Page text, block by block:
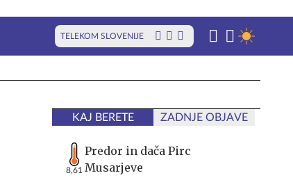
TELEKOM SLOVENIJE
KAJ BERETE ZADNJE OBJAVE
8,61
Predor in dača Pirc
Musarjeve